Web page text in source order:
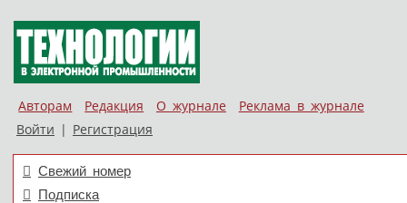
Авторам Редакция О журнале
Реклама в журнале
Войти | Регистрация
Свежий номер
Подписка